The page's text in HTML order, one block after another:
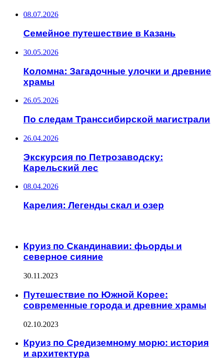
08.07.2026
Семейное путешествие в Казань
30.05.2026
Коломна: Загадочные улочки и древние
храмы
26.05.2026
По следам Транссибирской магистрали
26.04.2026
Экскурсия по Петрозаводску:
Карельский лес
08.04.2026
Карелия: Легенды скал и озер
Круиз по Скандинавии: фьорды и
северное сияние
30.11.2023
Путешествие по Южной Корее:
современные города и древние храмы
02.10.2023
Круиз по Средиземному морю: история
и архитектура